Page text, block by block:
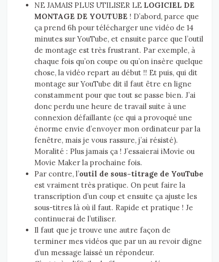
NE JAMAIS PLUS UTILISER LE LOGICIEL DE
MONTAGE DE YOUTUBE ! D’abord, parce que
ça prend 6h pour télécharger une vidéo de 14
minutes sur YouTube, et ensuite parce que l’outil
de montage est très frustrant. Par exemple, à
chaque fois qu’on coupe ou qu’on insère quelque
chose, la vidéo repart au début !! Et puis, qui dit
montage sur YouTube dit il faut être en ligne
constamment pour que tout se passe bien. J’ai
donc perdu une heure de travail suite à une
connexion défaillante (ce qui a provoqué une
énorme envie d’envoyer mon ordinateur par la
fenêtre, mais je vous rassure, j’ai résisté).
Moralité : Plus jamais ça ! J’essaierai iMovie ou
Movie Maker la prochaine fois.
Par contre, l’outil de sous-titrage de YouTube
est vraiment très pratique. On peut faire la
transcription d’un coup et ensuite ça ajuste les
sous-titres là où il faut. Rapide et pratique ! Je
continuerai de l’utiliser.
Il faut que je trouve une autre façon de
terminer mes vidéos que par un au revoir digne
d’un message laissé un répondeur.